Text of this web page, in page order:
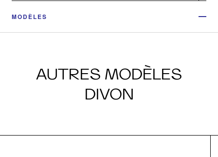
MODÈLES
AUTRES MODÈLES
DIVON